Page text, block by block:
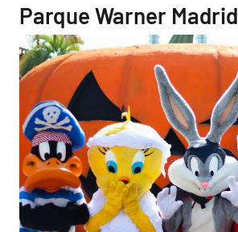
Parque Warner Madrid